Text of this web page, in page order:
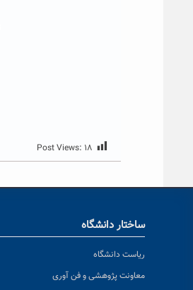
Post Views: ۱۸
ساختار دانشگاه
ریاست دانشگاه
معاونت پژوهشی و فن آوری